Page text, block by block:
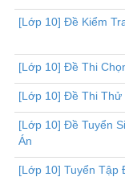
[Lớp 10] Đề Kiểm
[Lớp 10] Đề Thi
[Lớp 10] Đề Thi Thử
[Lớp 10] Đề Tuyển
Án
[Lớp 10] Tuyển Tập